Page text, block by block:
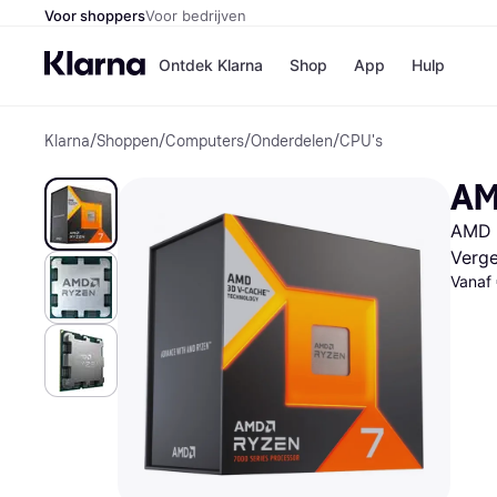
Voor shoppersVoor bedrijven
Ontdek Klarna Shop
Bol
H&M
App Hulp
Klarna/Shoppen/Computers/Onderdelen/CPU's
AMD
Vanaf